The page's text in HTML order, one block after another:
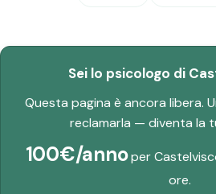
Sei lo psicologo di
Questa pagina è ancora libera.
reclamarla — diventa la
100€/annoper
ore.